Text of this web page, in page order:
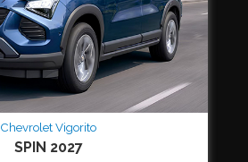
Chevrolet Vigorito
SPIN 2027